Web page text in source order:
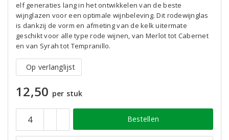
elf generaties lang in het ontwikkelen van de beste
wijnglazen voor een optimale wijnbeleving. Dit rodewijnglas
is dankzij de vorm en afmeting van de kelk uitermate
geschikt voor alle type rode wijnen, van Merlot tot Cabernet
en van Syrah tot Tempranillo.
Op verlanglijst
12,50 per stuk
Bestellen